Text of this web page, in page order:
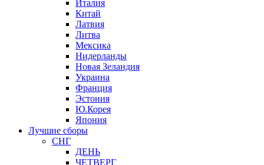
Италия
Китай
Латвия
Литва
Мексика
Нидерланды
Новая Зеландия
Украина
Франция
Эстония
Ю.Корея
Япония
Лучшие сборы
СНГ
ДЕНЬ
ЧЕТВЕРГ